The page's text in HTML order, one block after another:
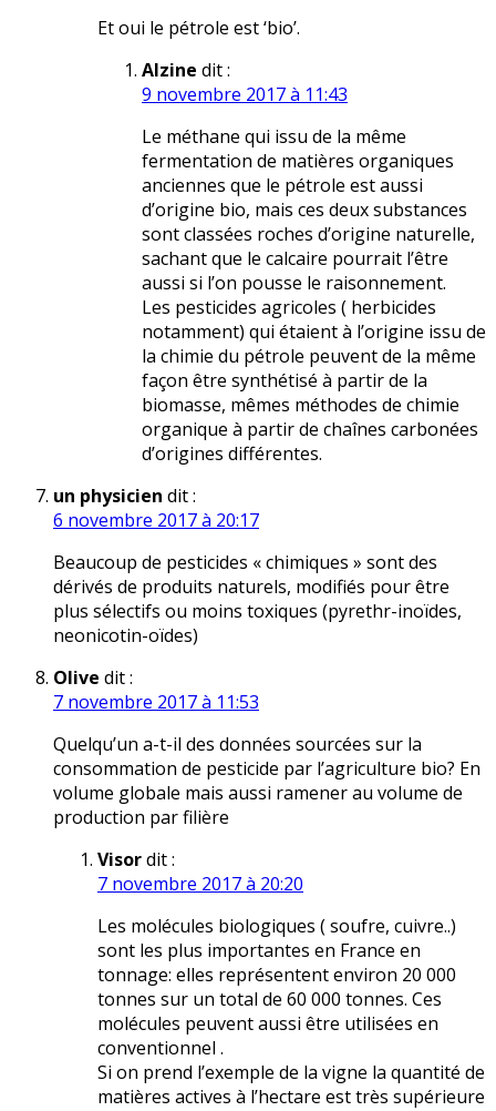
Et oui le pétrole est ‘bio’.
Alzine dit :
9 novembre 2017 à 11:43
Le méthane qui issu de la même
fermentation de matières organiques
anciennes que le pétrole est aussi
d’origine bio, mais ces deux substances
sont classées roches d’origine naturelle,
sachant que le calcaire pourrait l’être
aussi si l’on pousse le raisonnement.
Les pesticides agricoles ( herbicides
notamment) qui étaient à l’origine issu de
la chimie du pétrole peuvent de la même
façon être synthétisé à partir de la
biomasse, mêmes méthodes de chimie
organique à partir de chaînes carbonées
d’origines différentes.
un physicien dit :
6 novembre 2017 à 20:17
Beaucoup de pesticides « chimiques » sont des
dérivés de produits naturels, modifiés pour être
plus sélectifs ou moins toxiques (pyrethr-inoïdes,
neonicotin-oïdes)
Olive dit :
7 novembre 2017 à 11:53
Quelqu’un a-t-il des données sourcées sur la
consommation de pesticide par l’agriculture bio? En
volume globale mais aussi ramener au volume de
production par filière
Visordit :
7 novembre 2017 à 20:20
Les molécules biologiques ( soufre, cuivre..)
sont les plus importantes en France en
tonnage: elles représentent environ 20 000
tonnes sur un total de 60 000 tonnes. Ces
molécules peuvent aussi être utilisées en
conventionnel .
Si on prend l’exemple de la vigne la quantité de
matières actives à l’hectare est très supérieure